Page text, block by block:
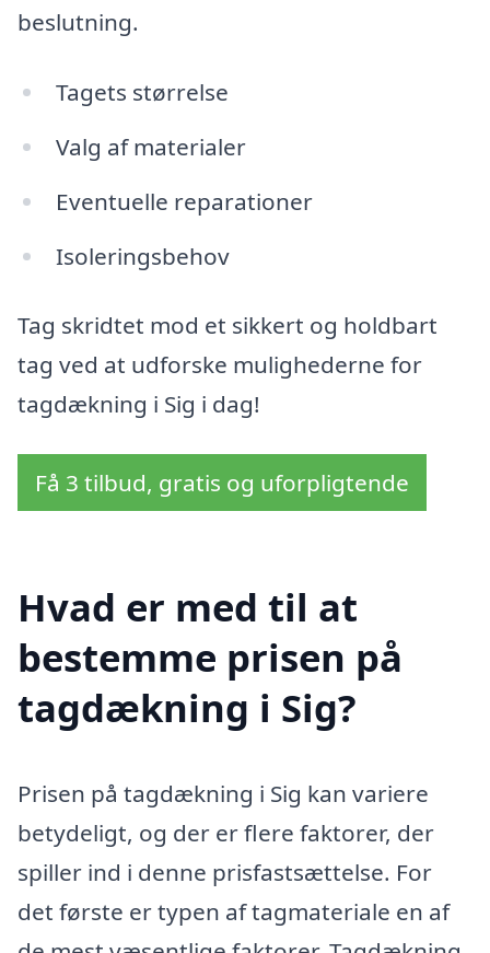
beslutning.
Tagets størrelse
Valg af materialer
Eventuelle reparationer
Isoleringsbehov
Tag skridtet mod et sikkert og holdbart
tag ved at udforske mulighederne for
tagdækning i Sig i dag!
Få 3 tilbud, gratis og uforpligtende
Hvad er med til at
bestemme prisen på
tagdækning i Sig?
Prisen på tagdækning i Sig kan variere
betydeligt, og der er flere faktorer, der
spiller ind i denne prisfastsættelse. For
det første er typen af tagmateriale en af